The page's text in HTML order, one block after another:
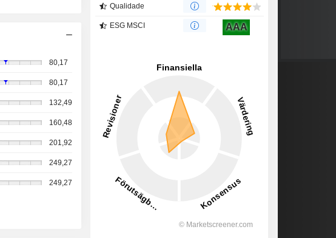
80,17
80,17
132,49
160,48
201,92
249,27
249,27
Qualidade
ESG MSCI AAA